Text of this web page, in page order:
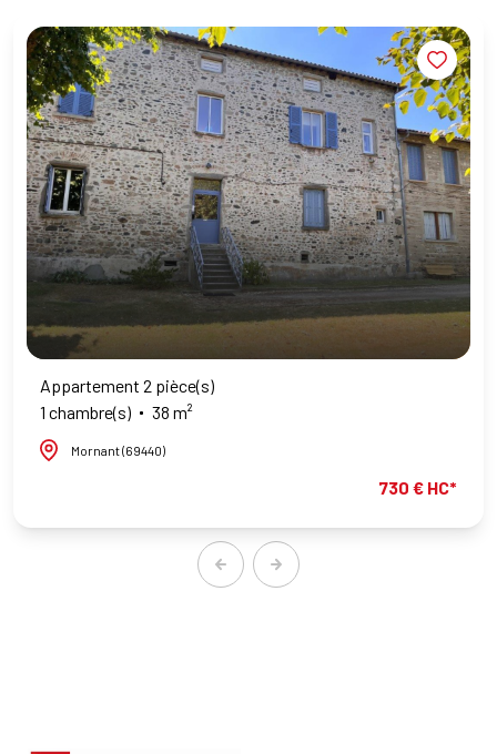
Appartement 2 pièce(s)
1 chambre(s)
38 m²
Mornant (69440)
730 € HC*